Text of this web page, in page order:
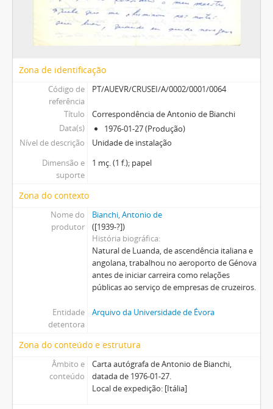
Zona de identificação
Código de
referência
PT/AUEVR/CRUSEI/A/0002/0001/0064
Título
Correspondência de Antonio de Bianchi
Data(s)
1976-01-27 (Produção)
Nível de descrição
Unidade de instalação
Dimensão e
suporte
1 mç. (1 f.); papel
Zona do contexto
Nome do
produtor
Bianchi, Antonio de
([1939-?])
História biográfica
Natural de Luanda, de ascendência italiana e
angolana, trabalhou no aeroporto de Génova
antes de iniciar carreira como relações
públicas ao serviço de empresas de cruzeiros.
Entidade
detentora
Arquivo da Universidade de Évora
Zona do conteúdo e estrutura
Âmbito e
conteúdo
Carta autógrafa de Antonio de Bianchi,
datada de 1976-01-27.
Local de expedição: [Itália]